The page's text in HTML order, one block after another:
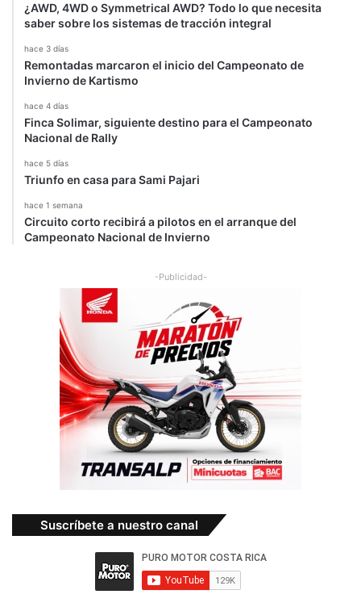
¿AWD, 4WD o Symmetrical AWD? Todo lo que necesita
saber sobre los sistemas de tracción integral
hace 3 días
Remontadas marcaron el inicio del Campeonato de
Invierno de Kartismo
hace 4 días
Finca Solimar, siguiente destino para el Campeonato
Nacional de Rally
hace 5 días
Triunfo en casa para Sami Pajari
hace 1 semana
Circuito corto recibirá a pilotos en el arranque del
Campeonato Nacional de Invierno
-Publicidad-
Suscríbete a nuestro canal